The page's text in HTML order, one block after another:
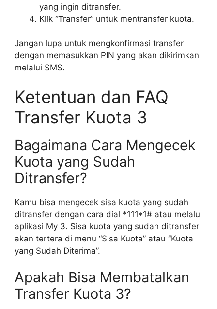
yang ingin ditransfer.
Klik “Transfer” untuk mentransfer kuota.
Jangan lupa untuk mengkonfirmasi transfer
dengan memasukkan PIN yang akan dikirimkan
melalui SMS.
Ketentuan dan FAQ
Transfer Kuota 3
Bagaimana Cara Mengecek
Kuota yang Sudah
Ditransfer?
Kamu bisa mengecek sisa kuota yang sudah
ditransfer dengan cara dial *111*1# atau melalui
aplikasi My 3. Sisa kuota yang sudah ditransfer
akan tertera di menu “Sisa Kuota” atau “Kuota
yang Sudah Diterima”.
Apakah Bisa Membatalkan
Transfer Kuota 3?